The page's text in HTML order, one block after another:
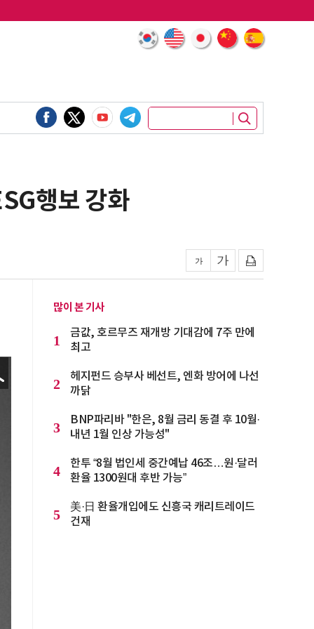
행보 강화
많이 본 기사
1
금값, 호르무즈 재개방 기대감에 7주 만에
최고
2
헤지펀드 승부사 베선트, 엔화 방어에 나선
까닭
3
BNP파리바 "한은, 8월 금리 동결 후 10월·
내년 1월 인상 가능성"
4
한투 “8월 법인세 중간예납 46조…원·달러
환율 1300원대 후반 가능”
5
美·日 환율개입에도 신흥국 캐리트레이드
건재